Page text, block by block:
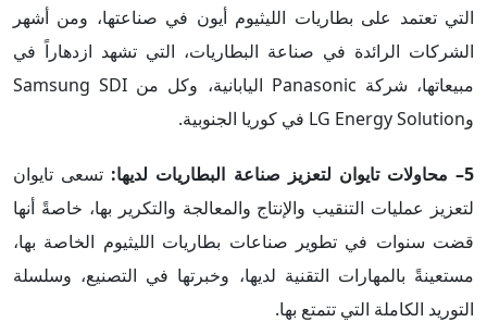
التي تعتمد على بطاريات الليثيوم أيون في صناعتها، ومن أشهر
الشركات الرائدة في صناعة البطاريات، التي تشهد ازدهاراً في
مبيعاتها، شركة Panasonic اليابانية، وكل من Samsung SDI
وLG Energy Solution في كوريا الجنوبية.
5– محاولات تايوان لتعزيز صناعة البطاريات لديها:
تسعى تايوان
لتعزيز عمليات التنقيب والإنتاج والمعالجة والتكرير بها، خاصةً أنها
قضت سنوات في تطوير صناعات بطاريات الليثيوم الخاصة بها،
مستعينةً بالمهارات التقنية لديها، وخبرتها في التصنيع، وسلسلة
التوريد الكاملة التي تتمتع بها.